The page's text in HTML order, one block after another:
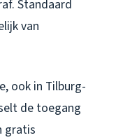
Standaard
van
ook in Tilburg-
de toegang
gratis